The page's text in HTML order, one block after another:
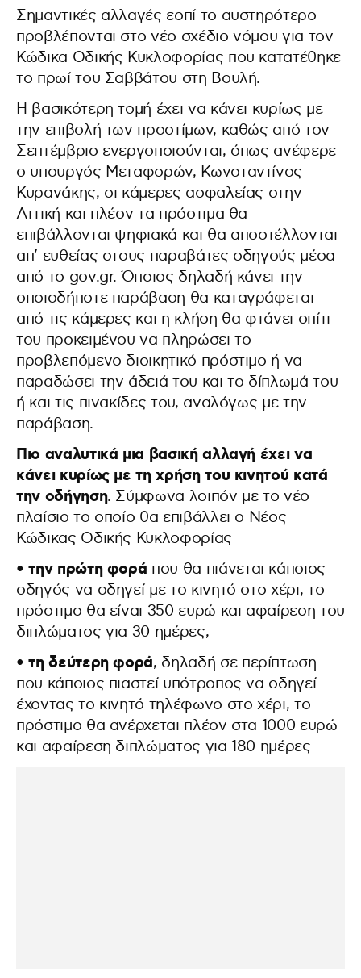
Σημαντικές αλλαγές εοπί το αυστηρότερο
προβλέπονται στο νέο σχέδιο νόμου για τον
Κώδικα Οδικής Κυκλοφορίας που κατατέθηκε
το πρωί του Σαββάτου στη Βουλή.
Η βασικότερη τομή έχει να κάνει κυρίως με
την επιβολή των προστίμων, καθώς από τον
Σεπτέμβριο ενεργοποιούνται, όπως ανέφερε
ο υπουργός Μεταφορών, Κωνσταντίνος
Κυρανάκης, οι κάμερες ασφαλείας στην
Αττική και πλέον τα πρόστιμα θα
επιβάλλονται ψηφιακά και θα αποστέλλονται
απ’ ευθείας στους παραβάτες οδηγούς μέσα
από το gov.gr. Όποιος δηλαδή κάνει την
οποιοδήποτε παράβαση θα καταγράφεται
από τις κάμερες και η κλήση θα φτάνει σπίτι
του προκειμένου να πληρώσει το
προβλεπόμενο διοικητικό πρόστιμο ή να
παραδώσει την άδειά του και το δίπλωμά του
ή και τις πινακίδες του, αναλόγως με την
παράβαση.
Πιο αναλυτικά μια βασική αλλαγή έχει να
κάνει κυρίως με τη χρήση του κινητού κατά
την οδήγηση. Σύμφωνα λοιπόν με το νέο
πλαίσιο το οποίο θα επιβάλλει ο Νέος
Κώδικας Οδικής Κυκλοφορίας
• την πρώτη φορά που θα πιάνεται κάποιος
οδηγός να οδηγεί με το κινητό στο χέρι, το
πρόστιμο θα είναι 350 ευρώ και αφαίρεση του
διπλώματος για 30 ημέρες,
• τη δεύτερη φορά, δηλαδή σε περίπτωση
που κάποιος πιαστεί υπότροπος να οδηγεί
έχοντας το κινητό τηλέφωνο στο χέρι, το
πρόστιμο θα ανέρχεται πλέον στα 1000 ευρώ
και αφαίρεση διπλώματος για 180 ημέρες